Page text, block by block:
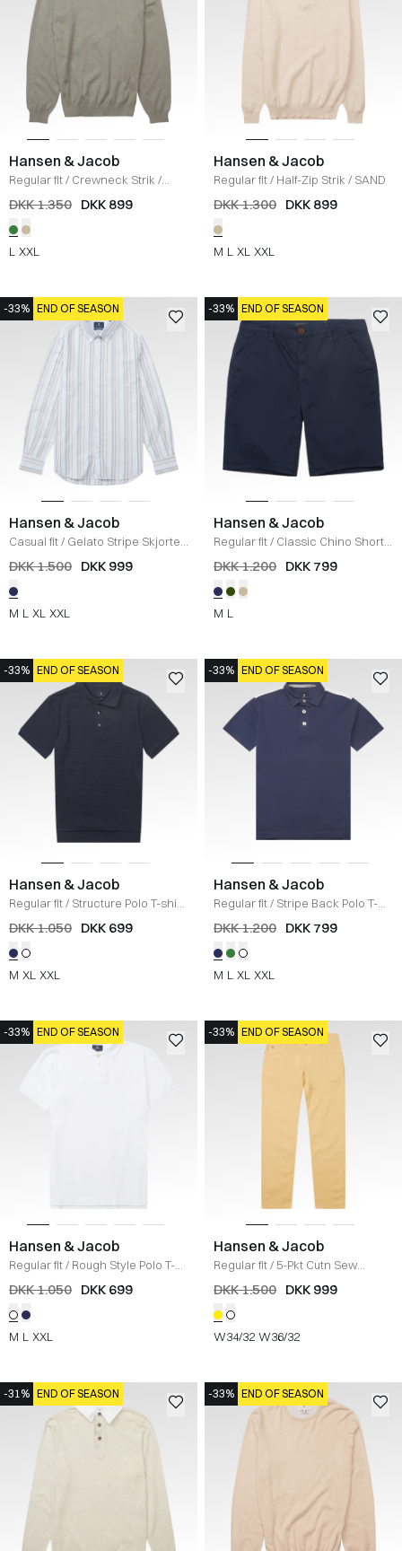
Hansen & Jacob
Regular fit/ Crewneck Strik /
DUSTY GREEN
DKK 1.350 DKK 899
L XXL
Hansen & Jacob
Regular fit/ Half-Zip Strik / SAND
DKK 1.300 DKK 899
M L XL XXL
-33% END OF SEASON
Hansen & Jacob
Casual fit/ Gelato Stripe Skjorte
LIGHT BLUE
DKK 1.500 DKK 999
M L XL XXL
-33% END OF SEASON
Hansen & Jacob
Regular fit/ Classic Chino Shorts
/NAVY
DKK 1.200 DKK 799
M L
-33% END OF SEASON
Hansen & Jacob
Regular fit/ Structure Polo T-shirt
/NAVY
DKK 1.050 DKK 699
M XL XXL
-33% END OF SEASON
Hansen & Jacob
Regular fit/ Stripe Back Polo T-
shirt
BLUE
DKK 1.200 DKK 799
M L XL XXL
-33% END OF SEASON
Hansen & Jacob
Regular fit/ Rough Style Polo T-
shirt
WHITE
DKK 1.050 DKK 699
M L XXL
-33% END OF SEASON
Hansen & Jacob
Regular fit/ 5-Pkt Cutn Sew
Bukser / YELLOW
DKK 1.500 DKK 999
W34/32 W36/32
-31% END OF SEASON -33% END OF SEASON